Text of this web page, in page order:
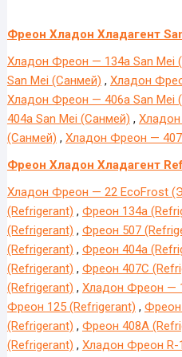
Фреон Хладон Хладагент
Хладон Фреон — 134a San Mei
San Mei (Санмей) , Хладон
Хладон Фреон — 406a San Mei
404a San Mei (Санмей) ,
(Санмей) , Хладон Фреон —
Фреон Хладон Хладагент
Хладон Фреон — 22 EcoFrost
(Refrigerant) , Фреон 134а
(Refrigerant) , Фреон 507
(Refrigerant) , Фреон 404а
(Refrigerant) , Фреон 407С
(Refrigerant) , Хладон Фреон —
Фреон 125 (Refrigerant) , Фреон
(Refrigerant) , Фреон 408А
(Refrigerant) , Хладон Фреон R-